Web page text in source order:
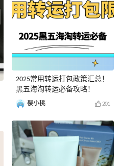
2025常用转运打包政策汇总！
黑五海淘转运必备攻略！
樱小桃 201